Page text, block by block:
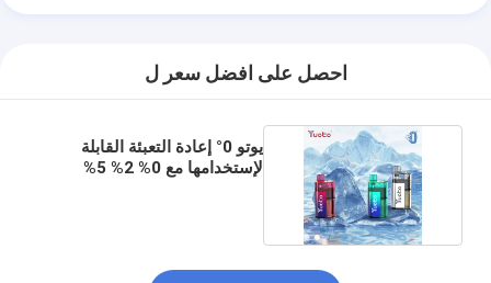
احصل على افضل سعر ل
يوتو 0° إعادة التعبئة القابلة
لإستخدامها مع 0% 2% 5%